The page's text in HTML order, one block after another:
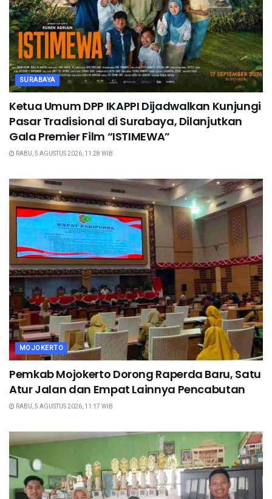
SURABAYA
Ketua Umum DPP IKAPPI Dijadwalkan Kunjungi
Pasar Tradisional di Surabaya, Dilanjutkan
Gala Premier Film “ISTIMEWA”
RABU, 5 AGUSTUS 2026, 11:28 WIB
MOJOKERTO
Pemkab Mojokerto Dorong Raperda Baru, Satu
Atur Jalan dan Empat Lainnya Pencabutan
RABU, 5 AGUSTUS 2026, 11:17 WIB